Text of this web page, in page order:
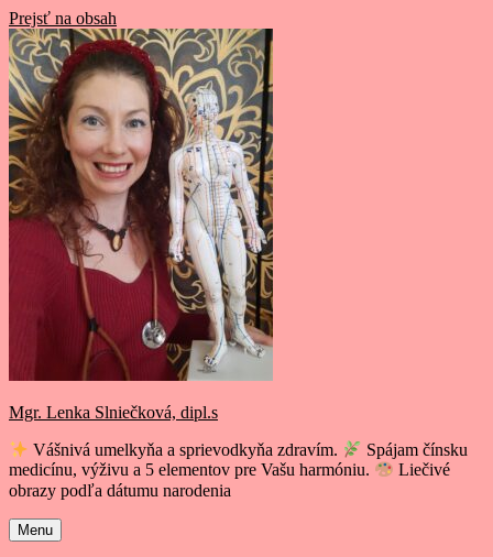
Prejsť na obsah
Mgr. Lenka Slniečková, dipl.s
Vášnivá umelkyňa a sprievodkyňa zdravím.
Spájam čínsku
medicínu, výživu a 5 elementov pre Vašu harmóniu.
Liečivé
obrazy podľa dátumu narodenia
Menu